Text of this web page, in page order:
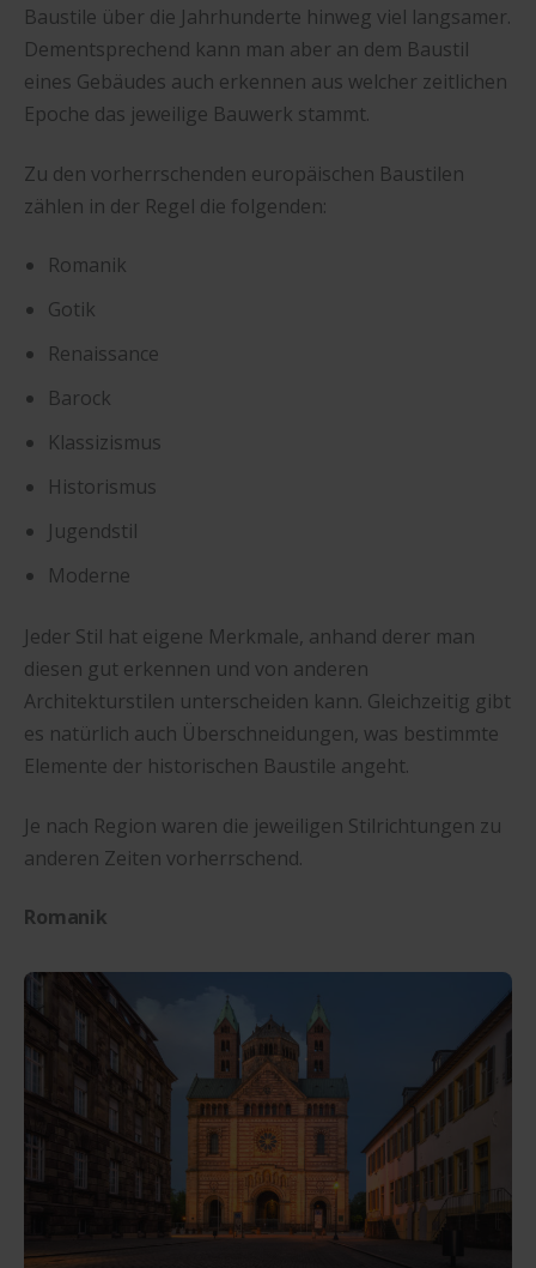
Baustile über die Jahrhunderte hinweg viel langsamer.
Dementsprechend kann man aber an dem Baustil
eines Gebäudes auch erkennen aus welcher zeitlichen
Epoche das jeweilige Bauwerk stammt.
Zu den vorherrschenden europäischen Baustilen
zählen in der Regel die folgenden:
Romanik
Gotik
Renaissance
Barock
Klassizismus
Historismus
Jugendstil
Moderne
Jeder Stil hat eigene Merkmale, anhand derer man
diesen gut erkennen und von anderen
Architekturstilen unterscheiden kann. Gleichzeitig gibt
es natürlich auch Überschneidungen, was bestimmte
Elemente der historischen Baustile angeht.
Je nach Region waren die jeweiligen Stilrichtungen zu
anderen Zeiten vorherrschend.
Romanik